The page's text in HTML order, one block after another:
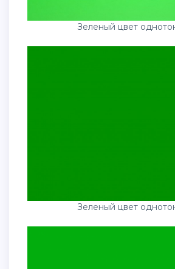
Зеленый цвет
Зеленый цвет